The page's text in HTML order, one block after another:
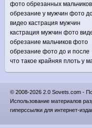
фото обрезанных мальчиков
обрезание у мужчин фото
видео кастрация мужчин
кастрация мужчин фото
обрезание мальчиков фото
обрезание фото до и после
что такое крайняя плоть у
© 2008-2026 2.0 Sovets.com -
Использование материалов
гиперссылки для интернет-